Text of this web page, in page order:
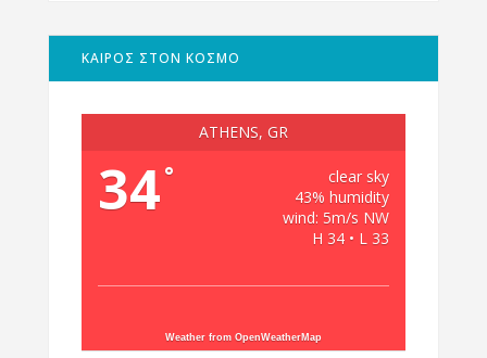
ΚΑΙΡΟΣ ΣΤΟΝ ΚΟΣΜΟ
ATHENS, GR
34°
clear sky
43% humidity
wind: 5m/s NW
H 34 • L 33
Weather from OpenWeatherMap